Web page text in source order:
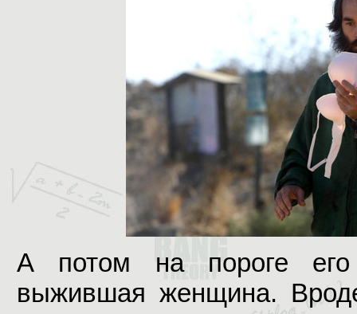
А потом на пороге его
выжившая женщина.